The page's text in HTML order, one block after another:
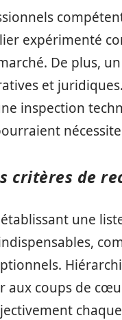
expérimenté
De plus,
et
inspection
critères de
une
aux coups de